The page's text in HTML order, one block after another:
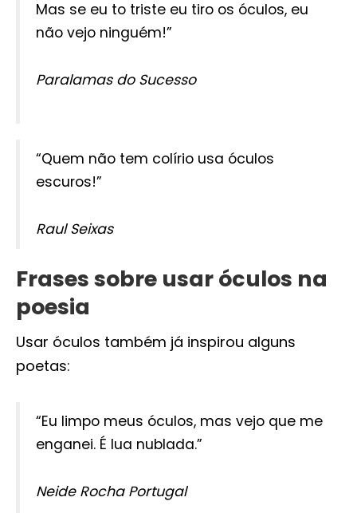
Mas se eu to triste eu tiro os óculos, eu
não vejo ninguém!”
Paralamas do Sucesso
“Quem não tem colírio usa óculos
escuros!”
Raul Seixas
Frases sobre usar óculos na
poesia
Usar óculos também já inspirou alguns
poetas:
“Eu limpo meus óculos, mas vejo que me
enganei. É lua nublada.”
Neide Rocha Portugal